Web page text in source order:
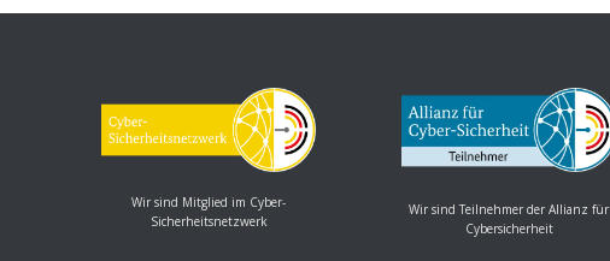
Wir sind Mitglied im Cyber-
Sicherheitsnetzwerk
Wir sind Teilnehmer der Allianz für
Cybersicherheit